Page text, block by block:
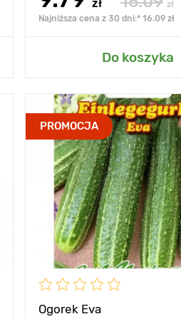
zł
zł
Najniższa cena z 30 dni:* 16.09 zł
Do koszyka
Dodaj do mojego
PROMOCJA
Ogorek Eva
Zalety
Wysokość średnio
Rozstawa
Stanowisko
Wydajność
Waga owocu